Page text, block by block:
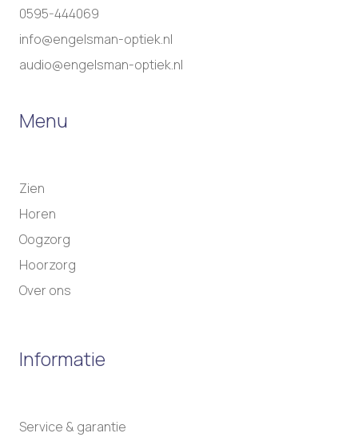
Menu
Zien
Horen
Oogzorg
Hoorzorg
Over ons
Informatie
Service & garantie
0595-444069
info@engelsman-optiek.nl
audio@engelsman-optiek.nl